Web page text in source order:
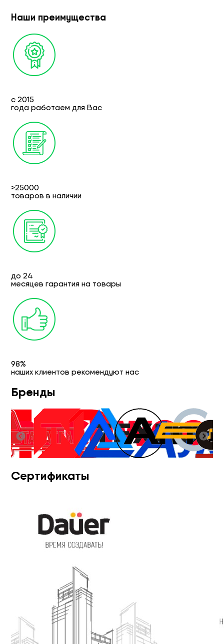
Наши преимущества
с 2015
года работаем для Вас
>25000
товаров в наличии
до 24
месяцев гарантия на товары
98%
наших клиентов рекомендуют нас
Бренды
Сертификаты